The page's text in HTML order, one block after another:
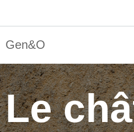
Gen&O
Le